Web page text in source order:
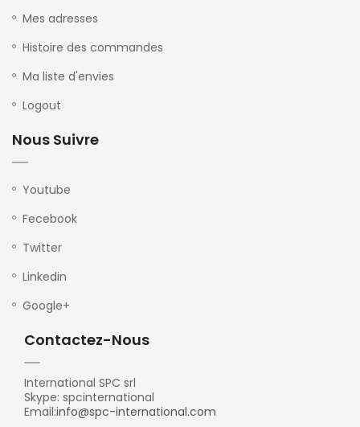
Mes adresses
Histoire des commandes
Ma liste d'envies
Logout
Nous Suivre
Youtube
Fecebook
Twitter
Linkedin
Google+
Contactez-Nous
International SPC srl
Skype: spcinternational
Email:info@spc-international.com